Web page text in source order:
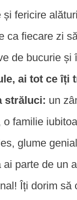
și fericire
ca fiecare zi
de bucurie și
ai tot ce îți
străluci: un
o familie
glume
ai parte de un
Îți dorim să